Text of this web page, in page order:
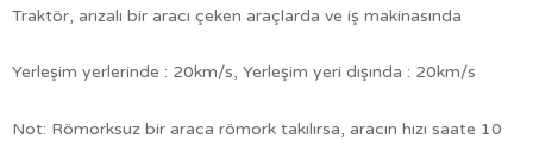
Traktör, arızalı bir aracı çeken araçlarda ve iş makinasında
Yerleşim yerlerinde : 20km/s, Yerleşim yeri dışında : 20km/s
Not: Römorksuz bir araca römork takılırsa, aracın hızı saate 10